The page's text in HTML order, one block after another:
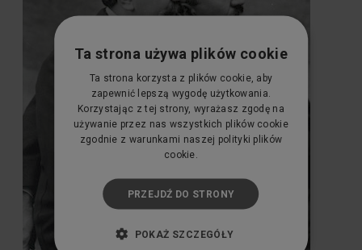
Ta strona używa plików cookie
Ta strona korzysta z plików cookie, aby
zapewnić lepszą wygodę użytkowania.
Korzystając z tej strony, wyrażasz zgodę na
używanie przez nas wszystkich plików cookie
zgodnie z warunkami naszej polityki plików
cookie.
PRZEJDŹ DO STRONY
POKAŻ SZCZEGÓŁY